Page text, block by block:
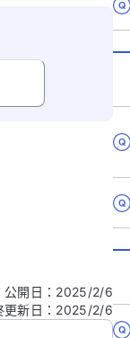
入れないでくだ
公開日 ： 2025/2/6
更新日 ： 2025/2/6